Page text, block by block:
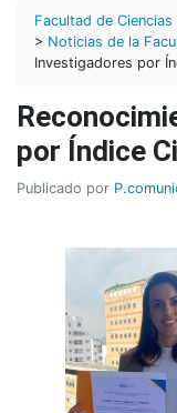
Facultad de
> Noticias de la
Investigadores por
por Índice
Publicado por